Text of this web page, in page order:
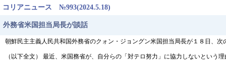
コリアニュース №993(2024.5.18)
外務省米国担当局長が談話
朝鮮民主主義人民共和国外務省のクォン・ジョングン米国担当局長が１８日、次
（以下全文） 最近、米国務省が、自分らの「対テロ努力」に協力しないという